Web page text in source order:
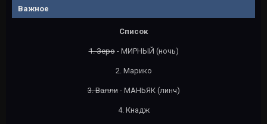
Важное
Список
1. Зеро- МИРНЫЙ (ночь)
2. Марико
3. Валли- МАНЬЯК (линч)
4. Кнадж